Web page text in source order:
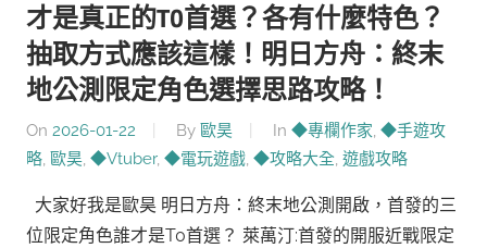
才是真正的T0首選？各有什麼特色？
抽取方式應該這樣！明日方舟：終末
地公測限定角色選擇思路攻略！
On 2026-01-22 By 歐昊 In ◆專欄作家, ◆手遊攻
略, 歐昊, ◆Vtuber, ◆電玩遊戲, ◆攻略大全, 遊戲攻略
大家好我是歐昊 明日方舟：終末地公測開啟，首發的三
位限定角色誰才是T0首選？ 萊萬汀:首發的開服近戰限定